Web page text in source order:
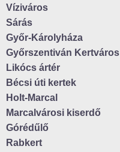
Víziváros
Sárás
Győr-Károlyháza
Győrszentiván Kertváros
Likócs ártér
Bécsi úti kertek
Holt-Marcal
Marcalvárosi kiserdő
Górédűlő
Rabkert